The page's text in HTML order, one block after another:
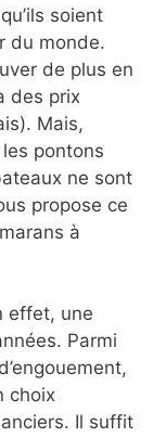
soient
du monde.
de plus en
des prix
Mais,
pontons
ne sont
propose ce
à
effet, une
Parmi
choix
Il suffit